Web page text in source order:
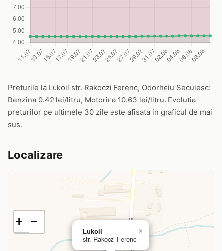
Preturile la Lukoil str. Rakoczi Ferenc, Odorheiu Secuiesc:
Benzina 9.42 lei/litru, Motorina 10.63 lei/litru. Evolutia
preturilor pe ultimele 30 zile este afisata in graficul de mai
sus.
Localizare
Lukoil
str. Rakoczi Ferenc
×
+ −